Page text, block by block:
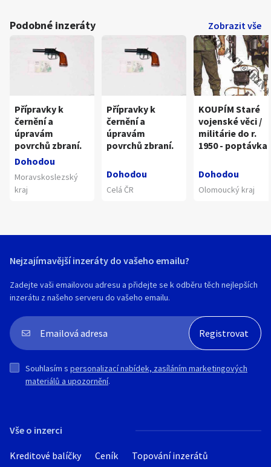
Podobné inzeráty Zobrazit vše
Přípravky k
černění a
úpravám
povrchů zbraní.
Dohodou
Moravskoslezský
kraj
Přípravky k
černění a
úpravám
povrchů zbraní.
Dohodou
Celá ČR
KOUPÍM Staré
vojenské věci /
militárie do r.
1950 - poptávka
Dohodou
Olomoucký kraj
Vše o inzerci
Kreditové balíčky Ceník
Topování inzerátů
Nejzajímavější inzeráty do vašeho emailu?
Zadejte vaši emailovou adresu a přidejte se k odběru těch nejlepších
inzerátu z našeho serveru do vašeho emailu.
Souhlasím s personalizací nabídek, zasíláním marketingových
materiálů a upozornění.